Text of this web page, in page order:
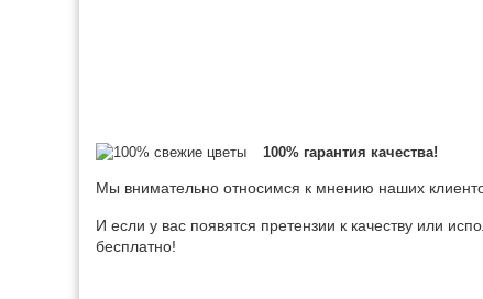
100% гарантия качества!
Мы внимательно относимся к мнению наших
И если у вас появятся претензии к качеству или
бесплатно!